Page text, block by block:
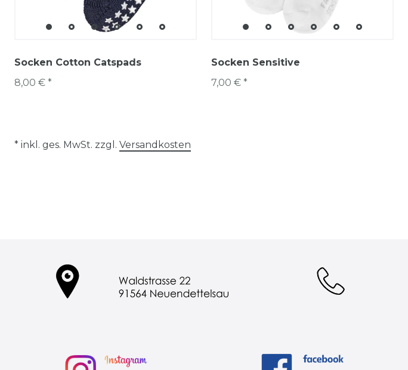
Socken Cotton Catspads
8,00 € *
Socken Sensitive
7,00 € *
* inkl. ges. MwSt. zzgl. Versandkosten